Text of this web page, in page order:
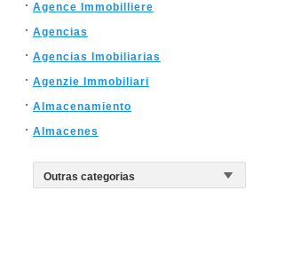
Agence Immobilliere
Agencias
Agencias Imobiliarias
Agenzie Immobiliari
Almacenamiento
Almacenes